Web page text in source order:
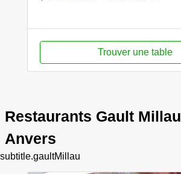
Trouver une table
Restaurants Gault Millau
Anvers
subtitle.gaultMillau